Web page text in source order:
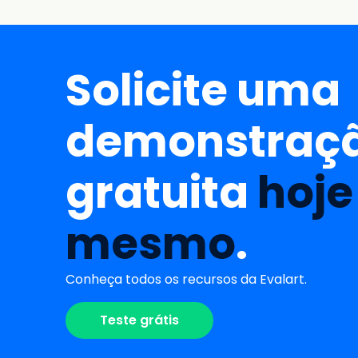
Solicite uma
gratuita hoje
mesmo.
Conheça todos os recursos da Evalart.
Teste grátis